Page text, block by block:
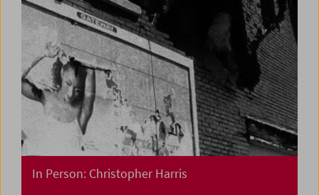
In Person: Christopher Harris